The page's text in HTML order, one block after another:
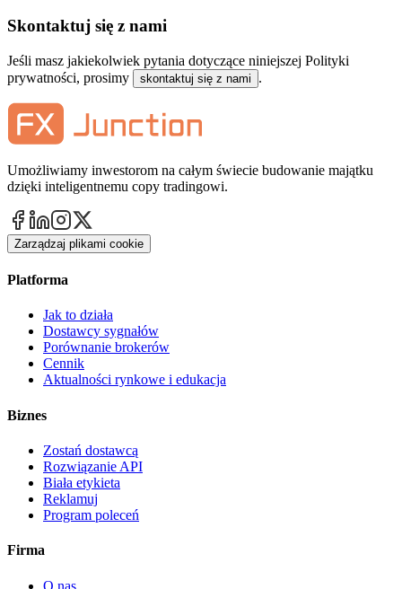
Skontaktuj się z nami
Jeśli masz jakiekolwiek pytania dotyczące niniejszej Polityki
prywatności, prosimy
skontaktuj się z nami .
Umożliwiamy inwestorom na całym świecie budowanie majątku
dzięki inteligentnemu copy tradingowi.
Zarządzaj plikami cookie
Platforma
Jak to działa
Dostawcy sygnałów
Porównanie brokerów
Cennik
Aktualności rynkowe i edukacja
Biznes
Zostań dostawcą
Rozwiązanie API
Biała etykieta
Reklamuj
Program poleceń
Firma
O nas